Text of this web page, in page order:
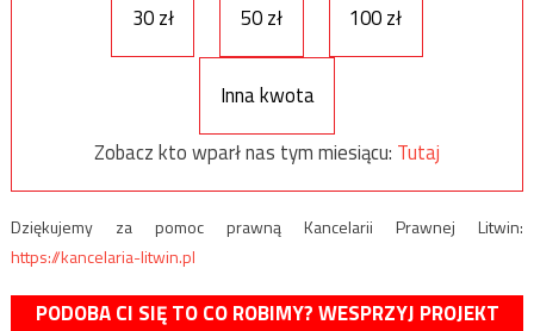
30 zł
50 zł 100 zł
Inna kwota
Zobacz kto wparł nas tym miesiącu: Tutaj
Dziękujemy za pomoc prawną Kancelarii Prawnej Litwin:
https://kancelaria-litwin.pl
PODOBA CI SIĘ TO CO ROBIMY? WESPRZYJ PROJEKT